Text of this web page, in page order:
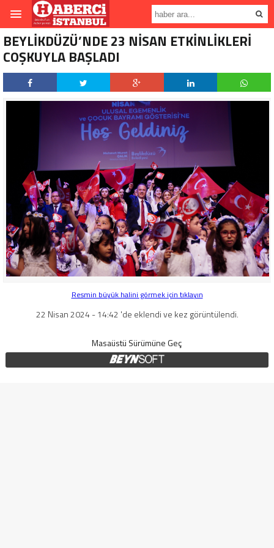
BEYLİKDÜZÜ’NDE 23 NİSAN ETKİNLİKLERİ
COŞKUYLA BAŞLADI
Resmin büyük halini görmek için tıklayın
22 Nisan 2024 - 14:42 'de eklendi ve kez görüntülendi.
Masaüstü Sürümüne Geç